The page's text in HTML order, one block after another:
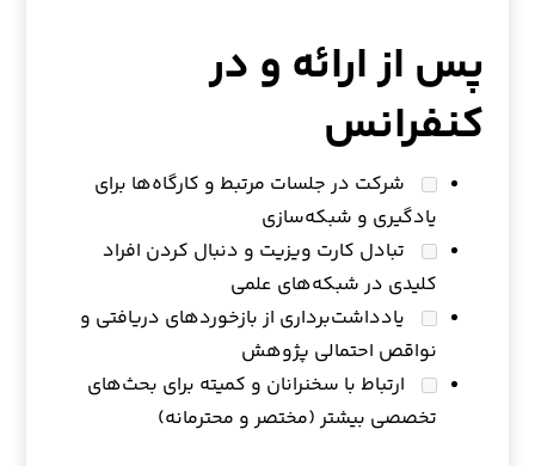
پس از ارائه و در
کنفرانس
شرکت در جلسات مرتبط و کارگاه‌ها برای
یادگیری و شبکه‌سازی
تبادل کارت ویزیت و دنبال کردن افراد
کلیدی در شبکه‌های علمی
یادداشت‌برداری از بازخوردهای دریافتی و
نواقص احتمالی پژوهش
ارتباط با سخنرانان و کمیته برای بحث‌های
تخصصی بیشتر (مختصر و محترمانه)